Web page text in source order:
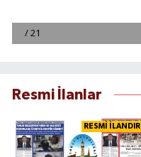
Resmi İlanlar
RESMİ İLANDIR